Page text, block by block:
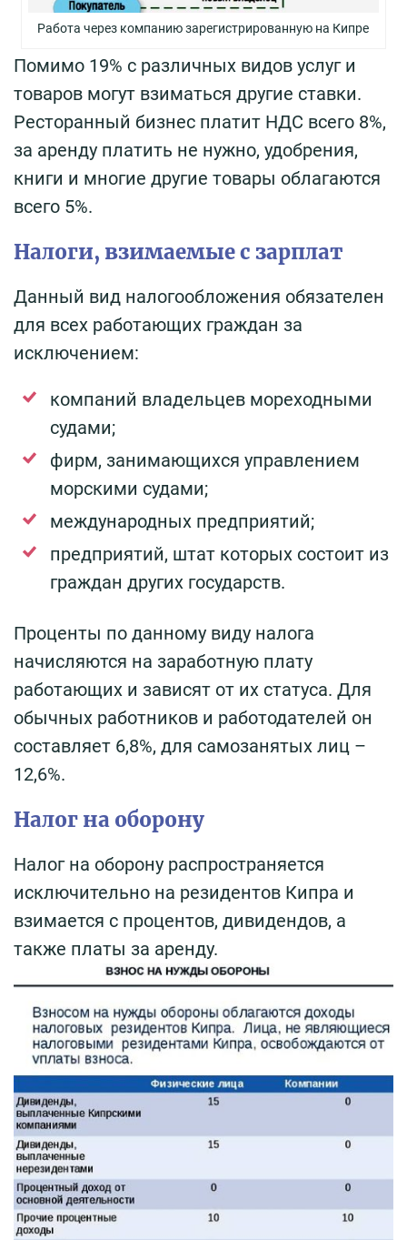
Работа через компанию зарегистрированную на Кипре
Помимо 19% с различных видов услуг и
товаров могут взиматься другие ставки.
Ресторанный бизнес платит НДС всего 8%,
за аренду платить не нужно, удобрения,
книги и многие другие товары облагаются
всего 5%.
Налоги, взимаемые с зарплат
Данный вид налогообложения обязателен
для всех работающих граждан за
исключением:
компаний владельцев мореходными
судами;
фирм, занимающихся управлением
морскими судами;
международных предприятий;
предприятий, штат которых состоит из
граждан других государств.
Проценты по данному виду налога
начисляются на заработную плату
работающих и зависят от их статуса. Для
обычных работников и работодателей он
составляет 6,8%, для самозанятых лиц –
12,6%.
Налог на оборону
Налог на оборону распространяется
исключительно на резидентов Кипра и
взимается с процентов, дивидендов, а
также платы за аренду.